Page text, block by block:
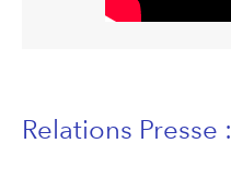
Relations Presse :